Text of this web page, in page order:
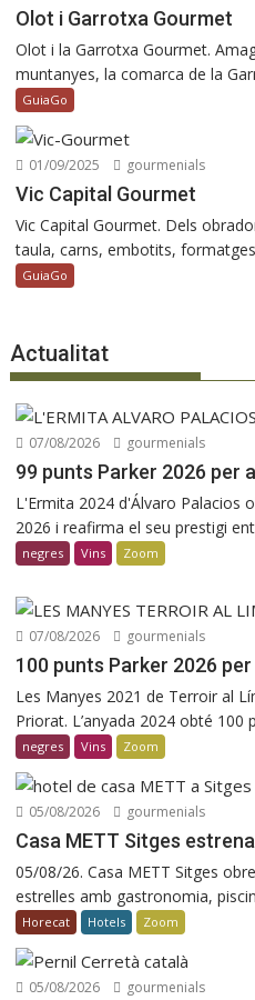
Olot i Garrotxa Gourmet
Olot i la Garrotxa Gourmet.
muntanyes, la comarca de la
GuiaGo
01/09/2025 gourmenials
Vic Capital Gourmet
Vic Capital Gourmet. Dels
taula, carns, embotits,
GuiaGo
Actualitat
07/08/2026 gourmenials
99 punts Parker 2026 per
L'Ermita 2024 d'Álvaro Palacios
2026 i reafirma el seu prestigi
negres Vins Zoom
07/08/2026 gourmenials
100 punts Parker 2026
Les Manyes 2021 de Terroir al
Priorat. L’anyada 2024 obté 100
negres Vins Zoom
05/08/2026 gourmenials
Casa METT Sitges
05/08/26. Casa METT Sitges
estrelles amb gastronomia,
Horecat Hotels Zoom
05/08/2026 gourmenials